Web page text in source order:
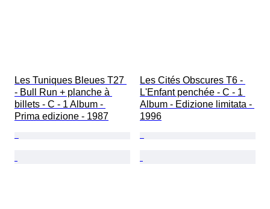
Les Tuniques Bleues T27
- Bull Run + planche à
billets - C - 1 Album -
Prima edizione - 1987
Les Cités Obscures T6 -
L'Enfant penchée - C - 1
Album - Edizione limitata -
1996